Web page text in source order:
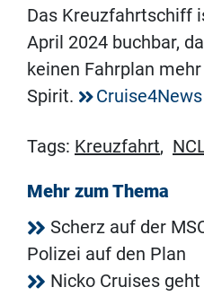
Das Kreuzfahrtschiff
April 2024 buchbar,
keinen Fahrplan
Spirit.
Cruise4News
Tags: Kreuzfahrt,
Mehr zum Thema
Scherz auf der
Polizei auf den Plan
Nicko Cruises